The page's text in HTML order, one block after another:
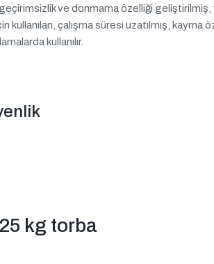
ve donmama özelliği
çalışma süresi uzatılmış, kayma
kullanılır.
25 kg torba